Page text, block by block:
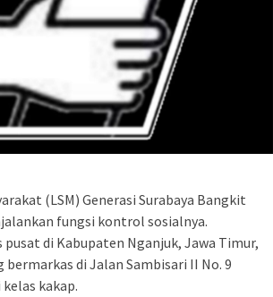
(LSM) Generasi Surabaya Bangkit
fungsi kontrol sosialnya.
di Kabupaten Nganjuk, Jawa Timur,
di Jalan Sambisari II No. 9
kakap.